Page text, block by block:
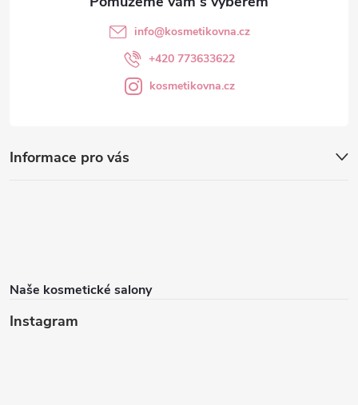
Informace pro vás
Naše kosmetické salony
Instagram
info@kosmetikovna.cz
+420 773633622
kosmetikovna.cz